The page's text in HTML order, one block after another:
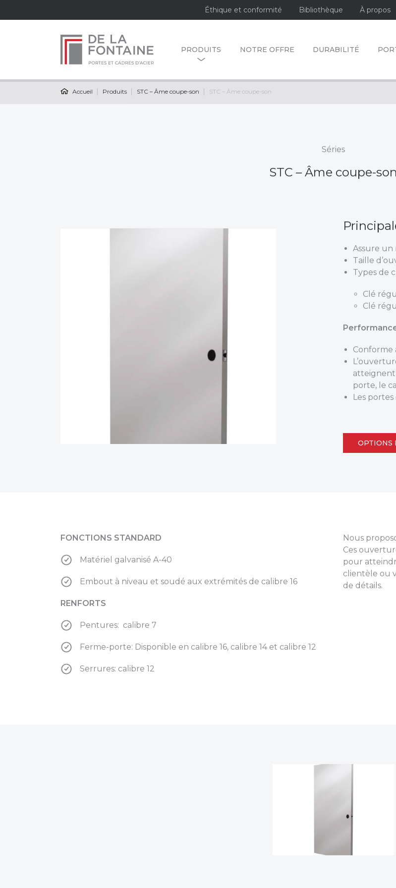
Éthique et conformité Bibliothèque À propos
PRODUITS NOTRE OFFRE DURABILITÉ
Accueil Produits STC – Âme coupe-son STC – Âme coupe-son
Séries
STC – Âme coupe-son
Assure un
Taille
Types de
Clé
Clé
Conforme
atteignent
porte, le
Les
OPTIONS
FONCTIONS STANDARD
Matériel galvanisé A-40
Embout à niveau et soudé aux extrémités de calibre 16
RENFORTS
Pentures: calibre 7
Ferme-porte: Disponible en calibre 16, calibre 14 et calibre 12
Serrures: calibre 12
Nous
Ces
pour
clientèle ou
de détails.